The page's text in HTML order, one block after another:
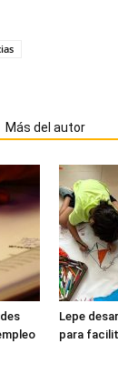
Más del autor
Lepe
para